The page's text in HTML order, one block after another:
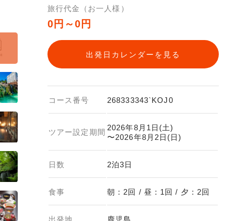
旅行代金（お一人様）
0円～0円
出発日カレンダーを見る
コース番号 268333343`KOJ0
ツアー設定期間
2026年8月1日(土)
〜2026年8月2日(日)
日数 2泊3日
食事 朝：2回 / 昼：1回 / 夕：2回
出発地 鹿児島